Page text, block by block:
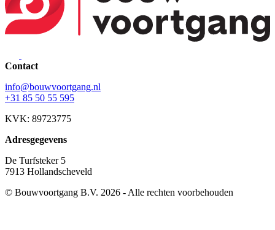
Contact
info@bouwvoortgang.nl
+31 85 50 55 595
KVK: 89723775
Adresgegevens
De Turfsteker 5
7913 Hollandscheveld
© Bouwvoortgang B.V. 2026 - Alle rechten voorbehouden